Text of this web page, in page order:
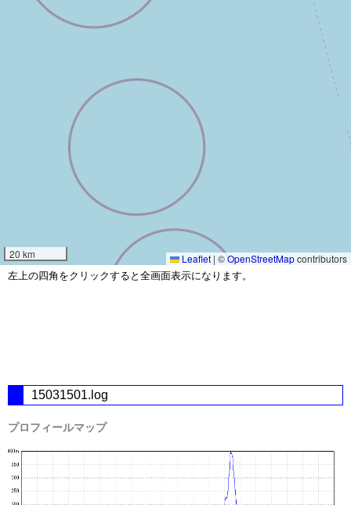
20 km Leaflet | ©OpenStreetMapcontributors
左上の四角をクリックすると全画面表示になります。
15031501.log
プロフィールマップ